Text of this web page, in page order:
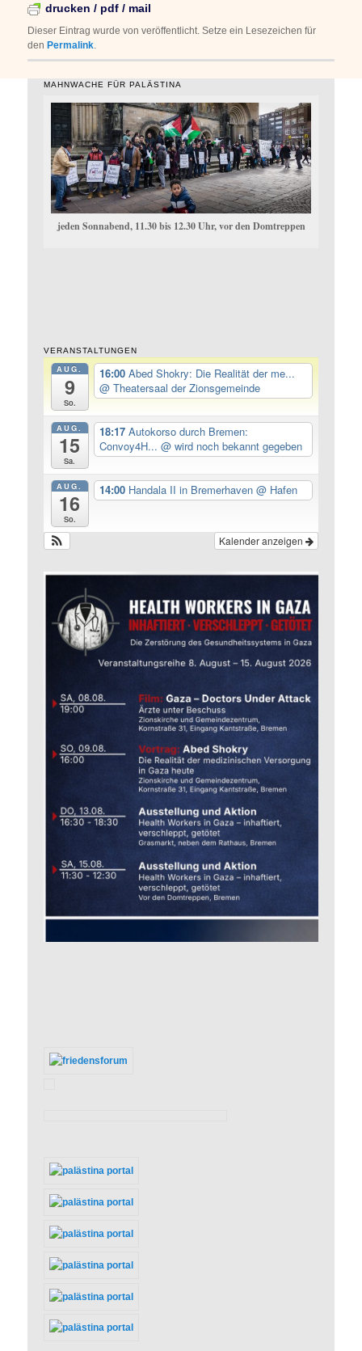
drucken / pdf / mail
Dieser Eintrag wurde vonveröffentlicht. Setze ein Lesezeichen für
denPermalink
MAHNWACHE FÜR PALÄSTINA
jeden Sonnabend, 11.30 bis 12.30 Uhr, vor den Domtreppen
VERANSTALTUNGEN
AUG.
9
So.
16:00 Abed Shokry: Die Realität der me...
@ Theatersaal der Zionsgemeinde
AUG.
15
Sa.
18:17 Autokorso durch Bremen:
Convoy4H... @ wird noch bekannt gegeben
AUG.
16
So.
14:00 Handala II in Bremerhaven @ Hafen
Kalender anzeigen